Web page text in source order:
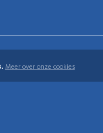
Meer over onze cookies